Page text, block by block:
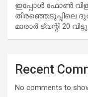
ഇപ്പോള്‍ ഫോണ്‍
തിരഞ്ഞെടുപ്പിലെ
മാരാര്‍ ട്വന്റി 20 വിട്ടു
Recent
No comments to